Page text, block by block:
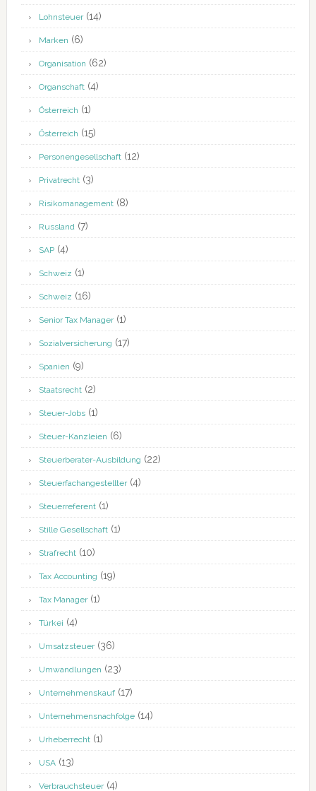
Lohnsteuer(14)
Marken (6)
Organisation (62)
Organschaft(4)
Österreich (1)
Österreich (15)
Personengesellschaft(12)
Privatrecht(3)
Risikomanagement(8)
Russland(7)
SAP(4)
Schweiz (1)
Schweiz (16)
Senior Tax Manager(1)
Sozialversicherung (17)
Spanien (9)
Staatsrecht(2)
Steuer-Jobs(1)
Steuer-Kanzleien (6)
Steuerberater-Ausbildung (22)
Steuerfachangestellter(4)
Steuerreferent(1)
Stille Gesellschaft(1)
Strafrecht(10)
Tax Accounting (19)
Tax Manager(1)
Türkei (4)
Umsatzsteuer(36)
Umwandlungen (23)
Unternehmenskauf(17)
Unternehmensnachfolge(14)
Urheberrecht(1)
USA(13)
Verbrauchsteuer(4)